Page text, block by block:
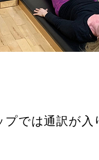
では通訳が入